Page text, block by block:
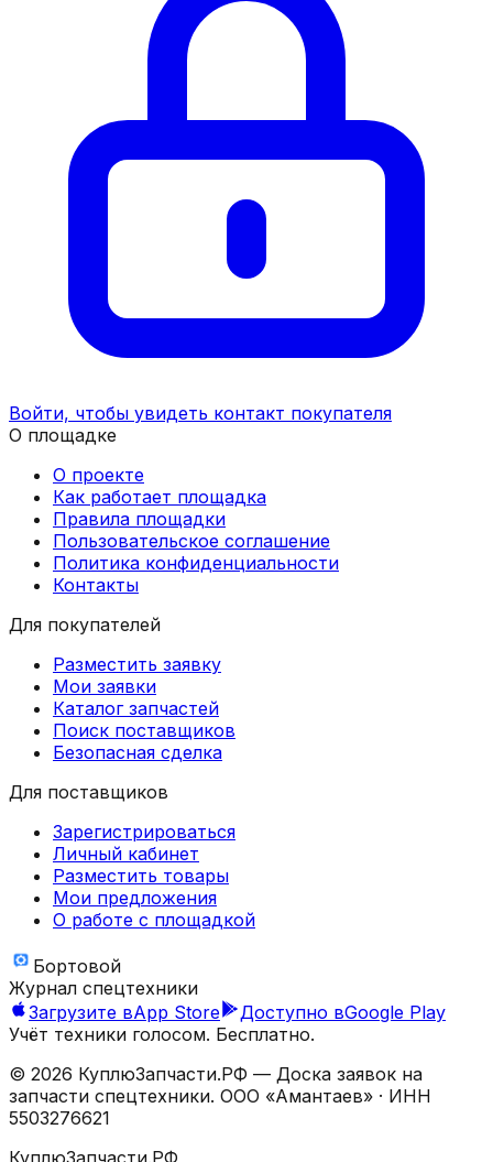
Войти, чтобы увидеть контакт покупателя
О площадке
О проекте
Как работает площадка
Правила площадки
Пользовательское соглашение
Политика конфиденциальности
Контакты
Для покупателей
Разместить заявку
Мои заявки
Каталог запчастей
Поиск поставщиков
Безопасная сделка
Для поставщиков
Зарегистрироваться
Личный кабинет
Разместить товары
Мои предложения
О работе с площадкой
Бортовой
Журнал спецтехники
Загрузите вApp Store Доступно вGoogle Play
Учёт техники голосом. Бесплатно.
© 2026 КуплюЗапчасти.РФ — Доска заявок на
запчасти спецтехники. ООО «Амантаев» · ИНН
5503276621